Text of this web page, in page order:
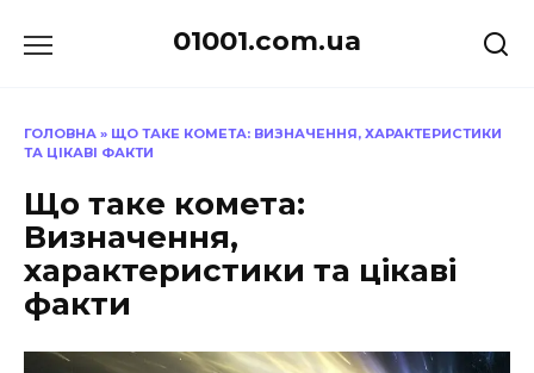
до
01001.com.ua
ГОЛОВНА » ЩО ТАКЕ КОМЕТА: ВИЗНАЧЕННЯ, ХАРАКТЕРИСТИКИ
ТА ЦІКАВІ ФАКТИ
Що таке комета:
Визначення,
характеристики та цікаві
факти